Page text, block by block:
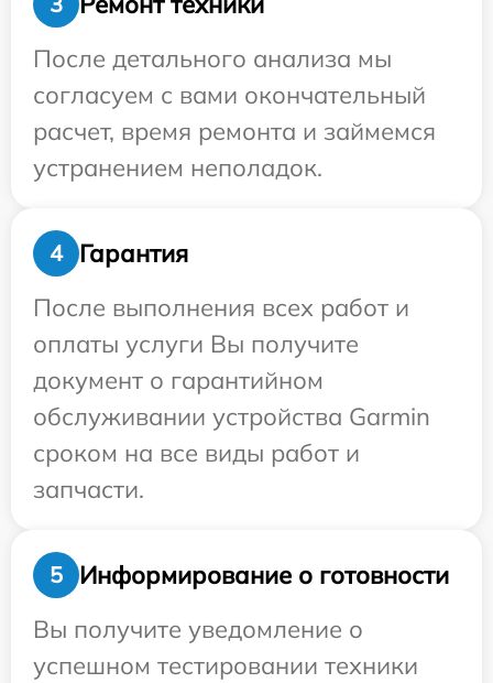
После детального анализа мы
согласуем с вами окончательный
расчет, время ремонта и займемся
устранением неполадок.
4
Гарантия
После выполнения всех работ и
оплаты услуги Вы получите
документ о гарантийном
обслуживании устройства Garmin
сроком на все виды работ и
запчасти.
5
Информирование о готовности
Вы получите уведомление о
успешном тестировании техники